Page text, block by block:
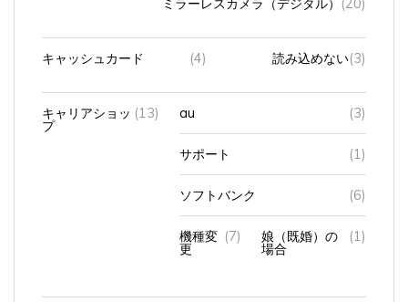
キャッシュカード (4) 読み込めない (3)
キャリアショッ
プ
(13) (3)
サポート (1)
(6)
機種変
更
(7) 娘（既婚）の
場合
(1)